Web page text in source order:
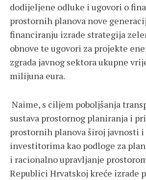
dodijeljene odluke i ugovori o
prostornih planova nove
financiranju izrade strategija
obnove te ugovori za projekte
zgrada javnog sektora ukupne
milijuna eura.
Naime, s ciljem poboljšanja
sustava prostornog planiranja i
prostornih planova široj javnosti
investitorima kao podloge za
i racionalno upravljanje
Republici Hrvatskoj kreće izrade